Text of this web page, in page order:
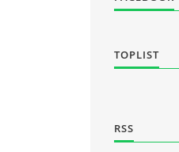
TOPLIST
RSS